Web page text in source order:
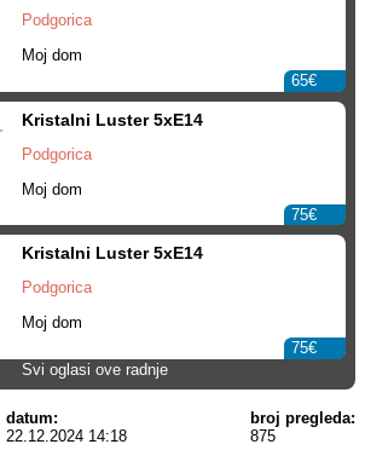
Podgorica
Moj dom
65€
Kristalni Luster 5xE14
Podgorica
Moj dom
75€
Kristalni Luster 5xE14
Podgorica
Moj dom
75€
Svi oglasi ove radnje
datum:
22.12.2024 14:18
broj pregleda:
875